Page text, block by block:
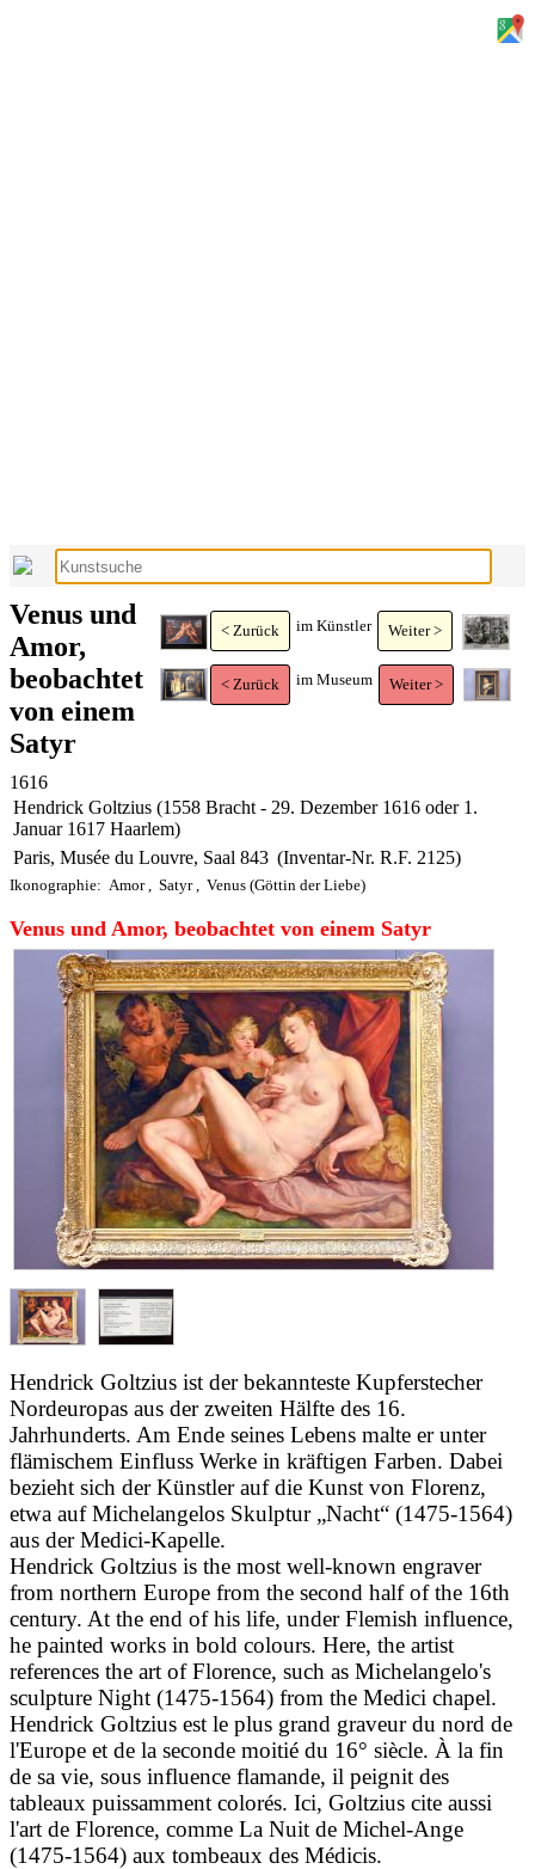
< Zurück im Künstler Weiter >
< Zurück im Museum Weiter >
Venus und
Amor,
beobachtet
von einem
Satyr
1616
Hendrick Goltzius (1558 Bracht - 29. Dezember 1616 oder 1.
Januar 1617 Haarlem)
Paris, Musée du Louvre, Saal 843 (Inventar-Nr. R.F. 2125)
Ikonographie: Amor , Satyr , Venus (Göttin der Liebe)
Venus und Amor, beobachtet von einem Satyr
Hendrick Goltzius ist der bekannteste Kupferstecher
Nordeuropas aus der zweiten Hälfte des 16.
Jahrhunderts. Am Ende seines Lebens malte er unter
flämischem Einfluss Werke in kräftigen Farben. Dabei
bezieht sich der Künstler auf die Kunst von Florenz,
etwa auf Michelangelos Skulptur „Nacht“ (1475-1564)
aus der Medici-Kapelle.
Hendrick Goltzius is the most well-known engraver
from northern Europe from the second half of the 16th
century. At the end of his life, under Flemish influence,
he painted works in bold colours. Here, the artist
references the art of Florence, such as Michelangelo's
sculpture Night (1475-1564) from the Medici chapel.
Hendrick Goltzius est le plus grand graveur du nord de
l'Europe et de la seconde moitié du 16° siècle. À la fin
de sa vie, sous influence flamande, il peignit des
tableaux puissamment colorés. Ici, Goltzius cite aussi
l'art de Florence, comme La Nuit de Michel-Ange
(1475-1564) aux tombeaux des Médicis.